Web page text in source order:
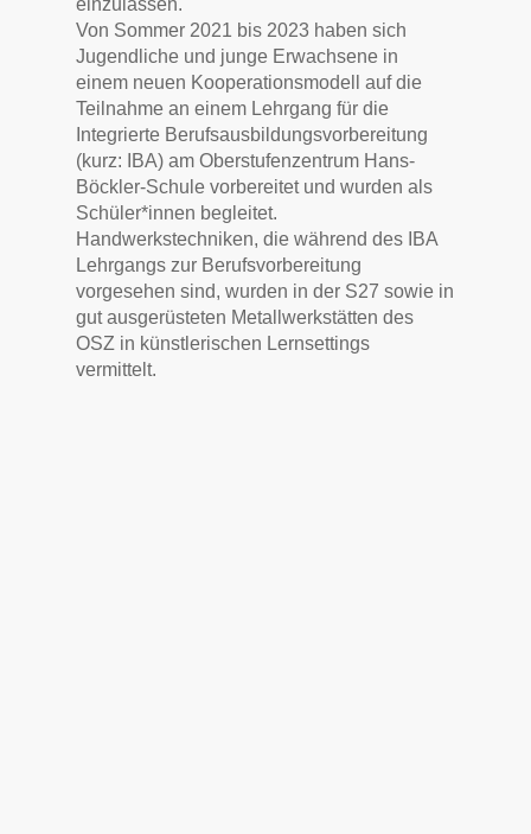
einzulassen.
Von Sommer 2021 bis 2023 haben sich
Jugendliche und junge Erwachsene in
einem neuen Kooperationsmodell auf die
Teilnahme an einem Lehrgang für die
Integrierte Berufsausbildungsvorbereitung
(kurz: IBA) am Oberstufenzentrum Hans-
Böckler-Schule vorbereitet und wurden als
Schüler*innen begleitet.
Handwerkstechniken, die während des IBA
Lehrgangs zur Berufsvorbereitung
vorgesehen sind, wurden in der S27 sowie in
gut ausgerüsteten Metallwerkstätten des
OSZ in künstlerischen Lernsettings
vermittelt.